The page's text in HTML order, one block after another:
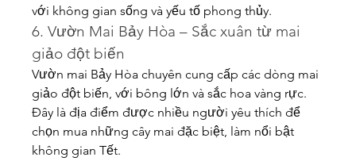
với không gian sống và yếu tố phong thủy.
6. Vườn Mai Bảy Hòa – Sắc xuân từ mai
giảo đột biến
Vườn mai Bảy Hòa chuyên cung cấp các dòng mai
giảo đột biến, với bông lớn và sắc hoa vàng rực.
Đây là địa điểm được nhiều người yêu thích để
chọn mua những cây mai đặc biệt, làm nổi bật
không gian Tết.